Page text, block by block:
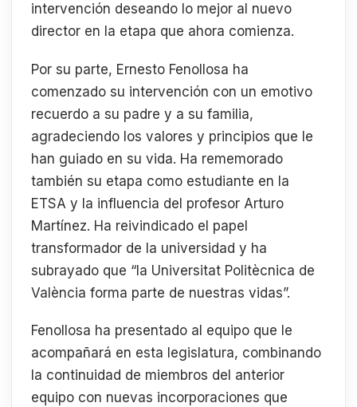
intervención deseando lo mejor al nuevo
director en la etapa que ahora comienza.
Por su parte, Ernesto Fenollosa ha
comenzado su intervención con un emotivo
recuerdo a su padre y a su familia,
agradeciendo los valores y principios que le
han guiado en su vida. Ha rememorado
también su etapa como estudiante en la
ETSA y la influencia del profesor Arturo
Martínez. Ha reivindicado el papel
transformador de la universidad y ha
subrayado que “la Universitat Politècnica de
València forma parte de nuestras vidas”.
Fenollosa ha presentado al equipo que le
acompañará en esta legislatura, combinando
la continuidad de miembros del anterior
equipo con nuevas incorporaciones que